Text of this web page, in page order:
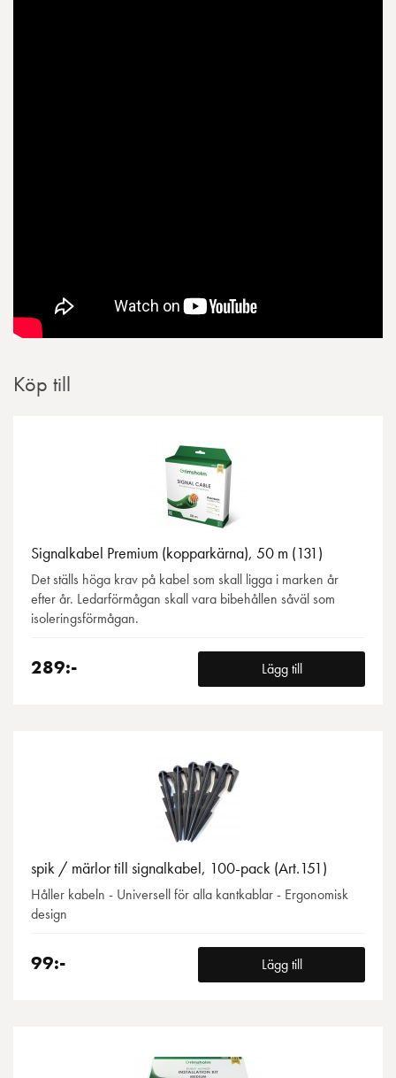
Köp till
Signalkabel Premium (kopparkärna), 50 m (131)
Det ställs höga krav på kabel som skall ligga i marken år
efter år. Ledarförmågan skall vara bibehållen såväl som
isoleringsförmågan.
289:- Lägg till
spik / märlor till signalkabel, 100-pack (Art.151)
Håller kabeln - Universell för alla kantkablar - Ergonomisk
design
99:- Lägg till